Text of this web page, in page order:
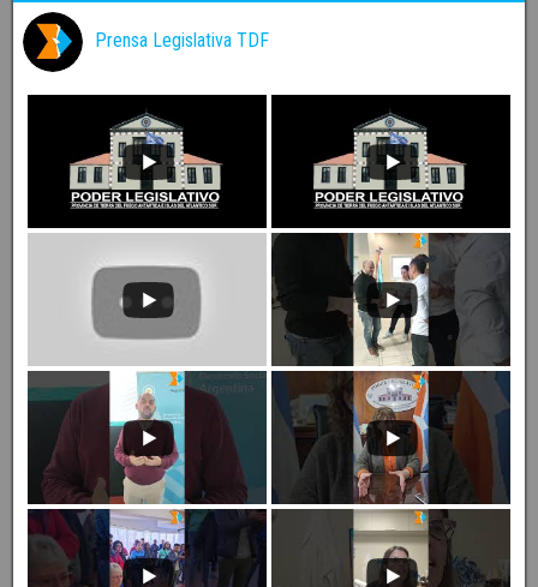
Prensa Legislativa TDF